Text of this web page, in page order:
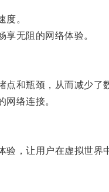
。
无阻的网络体验。
和瓶颈，从而减少了
络连接。
，让用户在虚拟世界